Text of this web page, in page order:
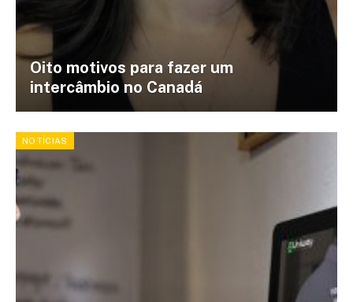
Oito motivos para fazer um
intercâmbio no Canadá
NOTÍCIAS